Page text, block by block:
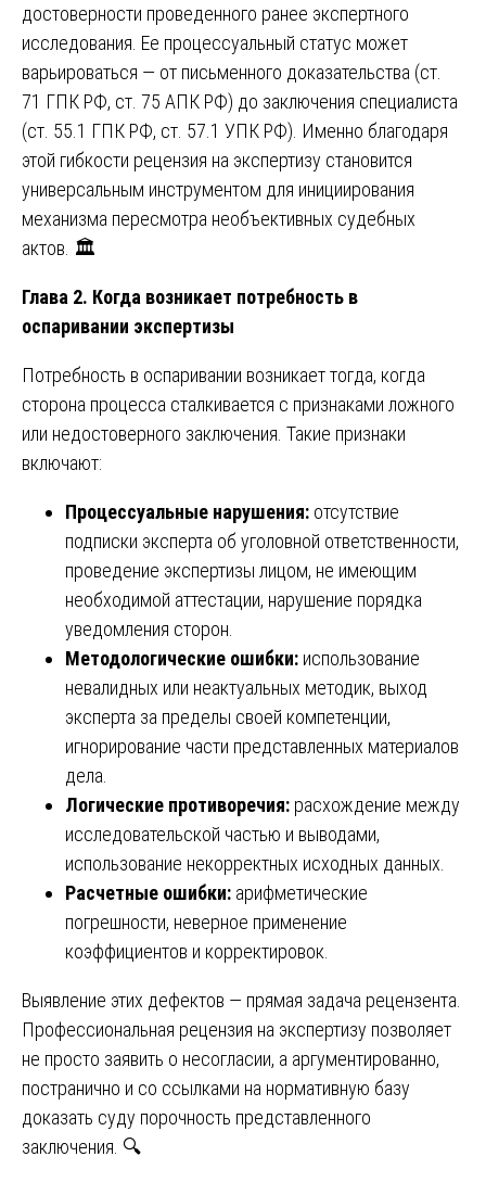
достоверности проведенного ранее экспертного
исследования. Ее процессуальный статус может
варьироваться — от письменного доказательства (ст.
71 ГПК РФ, ст. 75 АПК РФ) до заключения специалиста
(ст. 55.1 ГПК РФ, ст. 57.1 УПК РФ). Именно благодаря
этой гибкости рецензия на экспертизу становится
универсальным инструментом для инициирования
механизма пересмотра необъективных судебных
актов. 🏛️
Глава 2. Когда возникает потребность в
оспаривании экспертизы
Потребность в оспаривании возникает тогда, когда
сторона процесса сталкивается с признаками ложного
или недостоверного заключения. Такие признаки
включают:
Процессуальные нарушения: отсутствие
подписки эксперта об уголовной ответственности,
проведение экспертизы лицом, не имеющим
необходимой аттестации, нарушение порядка
уведомления сторон.
Методологические ошибки: использование
невалидных или неактуальных методик, выход
эксперта за пределы своей компетенции,
игнорирование части представленных материалов
дела.
Логические противоречия: расхождение между
исследовательской частью и выводами,
использование некорректных исходных данных.
Расчетные ошибки: арифметические
погрешности, неверное применение
коэффициентов и корректировок.
Выявление этих дефектов — прямая задача рецензента.
Профессиональная рецензия на экспертизу позволяет
не просто заявить о несогласии, а аргументированно,
постранично и со ссылками на нормативную базу
доказать суду порочность представленного
заключения. 🔍